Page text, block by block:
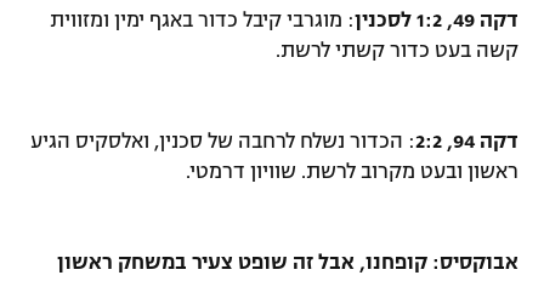
דקה 49, 1:2 לסכנין
: מוגרבי קיבל כדור באגף ימין ומזווית
קשה בעט כדור קשתי לרשת.
דקה 94, 2:2
: הכדור נשלח לרחבה של סכנין, ואלסקיס הגיע
ראשון ובעט מקרוב לרשת. שוויון דרמטי.
אבוקסיס: קופחנו, אבל זה שופט צעיר במשחק ראשון